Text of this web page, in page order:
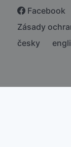
Facebook
Zásady
česky